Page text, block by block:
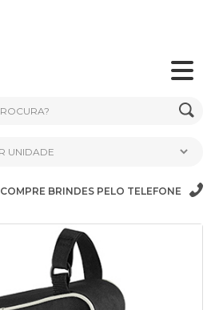
COMPRE BRINDES PELO TELEFONE